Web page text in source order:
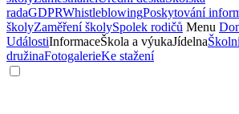
radaGDPRWhistleblowingPoskytování
školyZaměření školySpolek rodičů Menu
UdálostiInformaceŠkola a výukaJídelna
družinaFotogalerieKe stažení